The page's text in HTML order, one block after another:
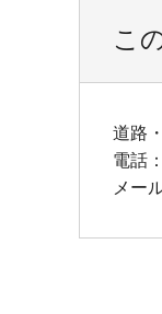
こ
道路
電話
メー